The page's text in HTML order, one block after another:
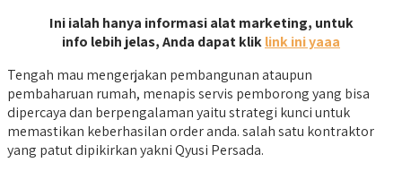
Ini ialah hanya informasi alat marketing, untuk
info lebih jelas, Anda dapat kliklink ini yaaa
Tengah mau mengerjakan pembangunan ataupun
pembaharuan rumah, menapis servis pemborong yang bisa
dipercaya dan berpengalaman yaitu strategi kunci untuk
memastikan keberhasilan order anda. salah satu kontraktor
yang patut dipikirkan yakni Qyusi Persada.